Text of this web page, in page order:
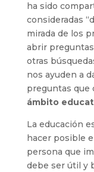
ha sido
consideradas
mirada de los
abrir
otras
nos ayuden a
preguntas que
ámbito
La educación
hacer posible
persona que
debe ser útil y